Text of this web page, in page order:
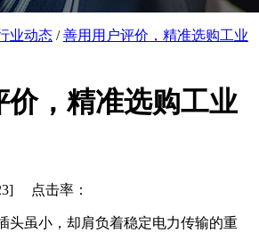
业动态 /善用用户评价，精准选购工业
价，精准选购工业
点击率：
头虽小，却肩负着稳定电力传输的重